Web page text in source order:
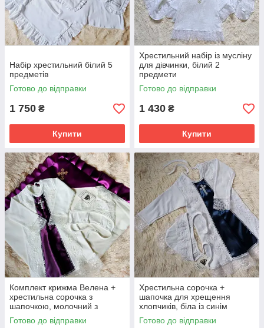
Набір хрестильний білий 5
предметів
Готово до відправки
1 750 ₴
Купити
Хрестильний набір із мусліну
для дівчинки, білий 2
предмети
Готово до відправки
1 430 ₴
Купити
Комплект крижма Велена +
хрестильна сорочка з
шапочкою, молочний з
фіолетовим
Готово до відправки
Хрестильна сорочка +
шапочка для хрещення
хлопчиків, біла із синім
Готово до відправки